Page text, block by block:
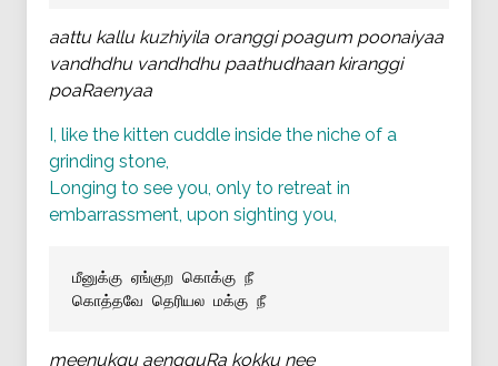
aattu kallu kuzhiyila oranggi poagum poonaiyaa
vandhdhu vandhdhu paathudhaan kiranggi
poaRaenyaa
I, like the kitten cuddle inside the niche of a
grinding stone,
Longing to see you, only to retreat in
embarrassment, upon sighting you,
மீனுக்கு ஏங்குற கொக்கு நீ
கொத்தவே தெரியல மக்கு நீ
meenukgu aengguRa kokku nee